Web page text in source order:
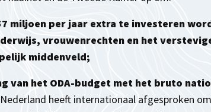
miljoen per jaar extra te investeren
vrouwenrechten en het
middenveld;
van het ODA-budget met het bruto
Nederland heeft internationaal afgesproken